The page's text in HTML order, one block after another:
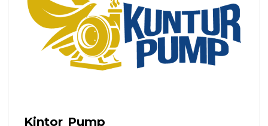
Kintor Pump